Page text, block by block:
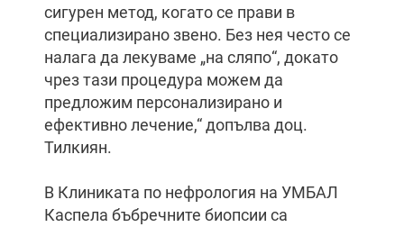
сигурен метод, когато се прави в
специализирано звено. Без нея често се
налага да лекуваме „на сляпо“, докато
чрез тази процедура можем да
предложим персонализирано и
ефективно лечение,“ допълва доц.
Тилкиян.
В Клиниката по нефрология на УМБАЛ
Каспела бъбречните биопсии са